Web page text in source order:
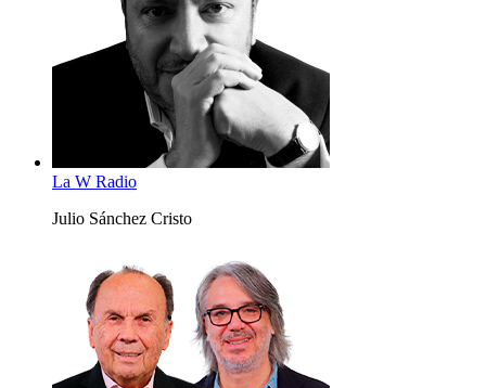
La W Radio
Julio Sánchez Cristo